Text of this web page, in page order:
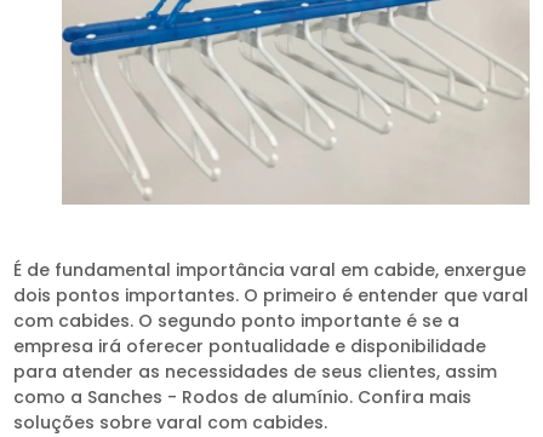
É de fundamental importância varal em cabide, enxergue
dois pontos importantes. O primeiro é entender que varal
com cabides. O segundo ponto importante é se a
empresa irá oferecer pontualidade e disponibilidade
para atender as necessidades de seus clientes, assim
como a Sanches - Rodos de alumínio. Confira mais
soluções sobre varal com cabides.